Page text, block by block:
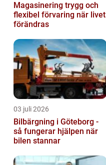
Magasinering trygg och
flexibel förvaring när livet
förändras
03 juli 2026
Bilbärgning i Göteborg -
så fungerar hjälpen när
bilen stannar